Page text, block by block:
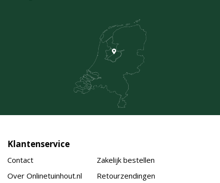
Klantenservice
Contact
Over Onlinetuinhout.nl
Zakelijk bestellen
Retourzendingen